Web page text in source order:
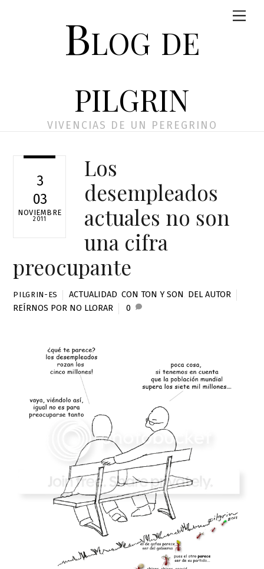
Blog de
pilgrin
VIVENCIAS DE UN PEREGRINO
3
03
NOVIEMBRE
2011
Los
desempleados
actuales no son
una cifra
preocupante
PILGRIN-ES ACTUALIDAD ,CON TON Y SON DEL AUTOR
REÍRNOS POR NO LLORAR
0